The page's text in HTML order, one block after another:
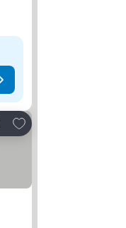
Lisää suosikkeihin